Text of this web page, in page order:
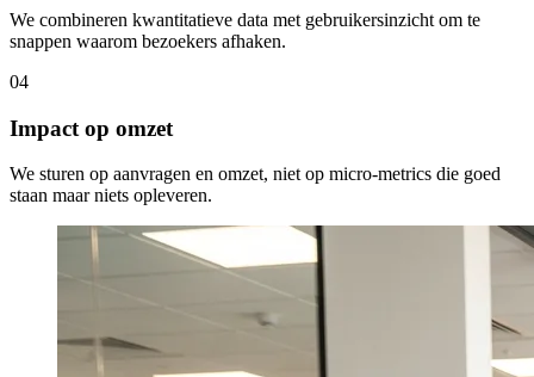
We combineren kwantitatieve data met gebruikersinzicht om te
snappen waarom bezoekers afhaken.
04
Impact op omzet
We sturen op aanvragen en omzet, niet op micro-metrics die goed
staan maar niets opleveren.